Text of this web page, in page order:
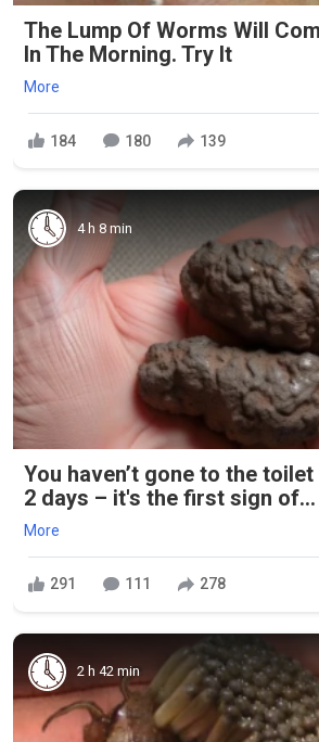
The Lump Of Worms Will
In The Morning. Try It
More
184 180 139
4 h 8 min
You haven’t gone to the
2 days – it's the first sign of...
More
291 111 278
2 h 42 min